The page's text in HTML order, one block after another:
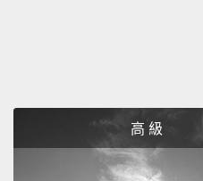
高 級